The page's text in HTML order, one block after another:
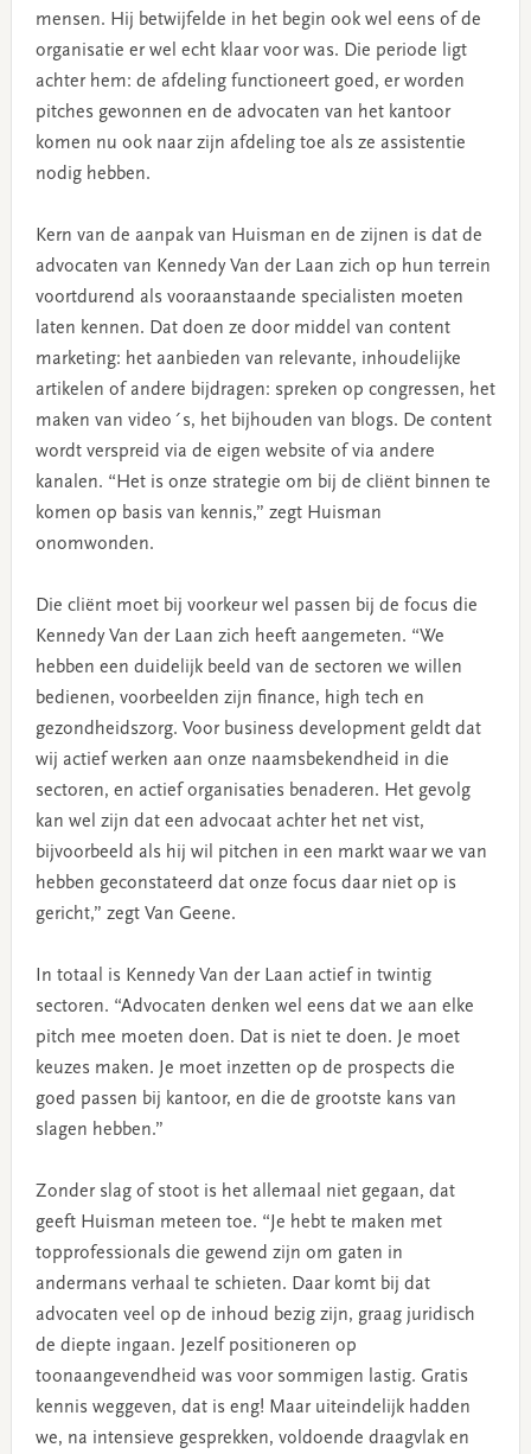
mensen. Hij betwijfelde in het begin ook wel eens of de
organisatie er wel echt klaar voor was. Die periode ligt
achter hem: de afdeling functioneert goed, er worden
pitches gewonnen en de advocaten van het kantoor
komen nu ook naar zijn afdeling toe als ze assistentie
nodig hebben.
Kern van de aanpak van Huisman en de zijnen is dat de
advocaten van Kennedy Van der Laan zich op hun terrein
voortdurend als vooraanstaande specialisten moeten
laten kennen. Dat doen ze door middel van content
marketing: het aanbieden van relevante, inhoudelijke
artikelen of andere bijdragen: spreken op congressen, het
maken van video´s, het bijhouden van blogs. De content
wordt verspreid via de eigen website of via andere
kanalen. “Het is onze strategie om bij de cliënt binnen te
komen op basis van kennis,” zegt Huisman
onomwonden.
Die cliënt moet bij voorkeur wel passen bij de focus die
Kennedy Van der Laan zich heeft aangemeten. “We
hebben een duidelijk beeld van de sectoren we willen
bedienen, voorbeelden zijn finance, high tech en
gezondheidszorg. Voor business development geldt dat
wij actief werken aan onze naamsbekendheid in die
sectoren, en actief organisaties benaderen. Het gevolg
kan wel zijn dat een advocaat achter het net vist,
bijvoorbeeld als hij wil pitchen in een markt waar we van
hebben geconstateerd dat onze focus daar niet op is
gericht,” zegt Van Geene.
In totaal is Kennedy Van der Laan actief in twintig
sectoren. “Advocaten denken wel eens dat we aan elke
pitch mee moeten doen. Dat is niet te doen. Je moet
keuzes maken. Je moet inzetten op de prospects die
goed passen bij kantoor, en die de grootste kans van
slagen hebben.”
Zonder slag of stoot is het allemaal niet gegaan, dat
geeft Huisman meteen toe. “Je hebt te maken met
topprofessionals die gewend zijn om gaten in
andermans verhaal te schieten. Daar komt bij dat
advocaten veel op de inhoud bezig zijn, graag juridisch
de diepte ingaan. Jezelf positioneren op
toonaangevendheid was voor sommigen lastig. Gratis
kennis weggeven, dat is eng! Maar uiteindelijk hadden
we, na intensieve gesprekken, voldoende draagvlak en